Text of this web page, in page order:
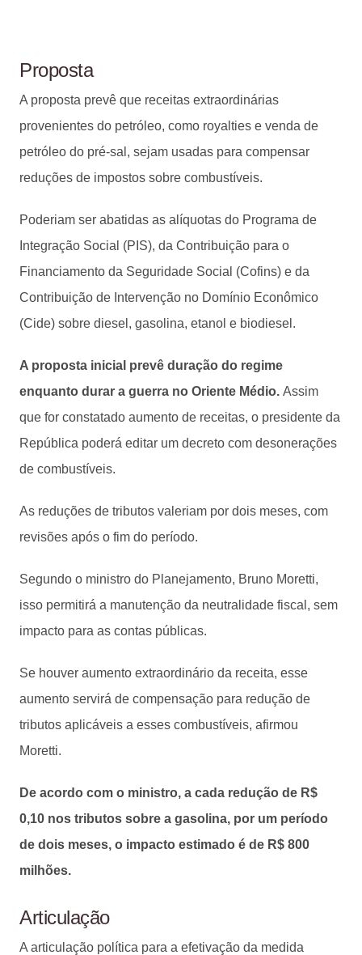
Proposta
A proposta prevê que receitas extraordinárias
provenientes do petróleo, como royalties e venda de
petróleo do pré-sal, sejam usadas para compensar
reduções de impostos sobre combustíveis.
Poderiam ser abatidas as alíquotas do Programa de
Integração Social (PIS), da Contribuição para o
Financiamento da Seguridade Social (Cofins) e da
Contribuição de Intervenção no Domínio Econômico
(Cide) sobre diesel, gasolina, etanol e biodiesel.
A proposta inicial prevê duração do regime
enquanto durar a guerra no Oriente Médio. Assim
que for constatado aumento de receitas, o presidente da
República poderá editar um decreto com desonerações
de combustíveis.
As reduções de tributos valeriam por dois meses, com
revisões após o fim do período.
Segundo o ministro do Planejamento, Bruno Moretti,
isso permitirá a manutenção da neutralidade fiscal, sem
impacto para as contas públicas.
Se houver aumento extraordinário da receita, esse
aumento servirá de compensação para redução de
tributos aplicáveis a esses combustíveis, afirmou
Moretti.
De acordo com o ministro, a cada redução de R$
0,10 nos tributos sobre a gasolina, por um período
de dois meses, o impacto estimado é de R$ 800
milhões.
Articulação
A articulação política para a efetivação da medida